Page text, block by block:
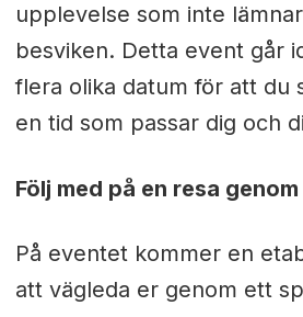
upplevelse som inte
besviken. Detta event går
flera olika datum för att du
en tid som passar dig och
Följ med på en resa
På eventet kommer en
att vägleda er genom ett